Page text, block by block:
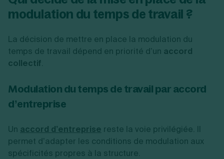
modulation du temps de travail ?
La décision de mettre en place la modulation du
temps de travail dépend en priorité d’un accord
collectif.
Modulation du temps de travail par accord
d’entreprise
Un accord d’entreprise reste la voie privilégiée. Il
permet d’adapter les conditions de modulation aux
spécificités propres à la structure.